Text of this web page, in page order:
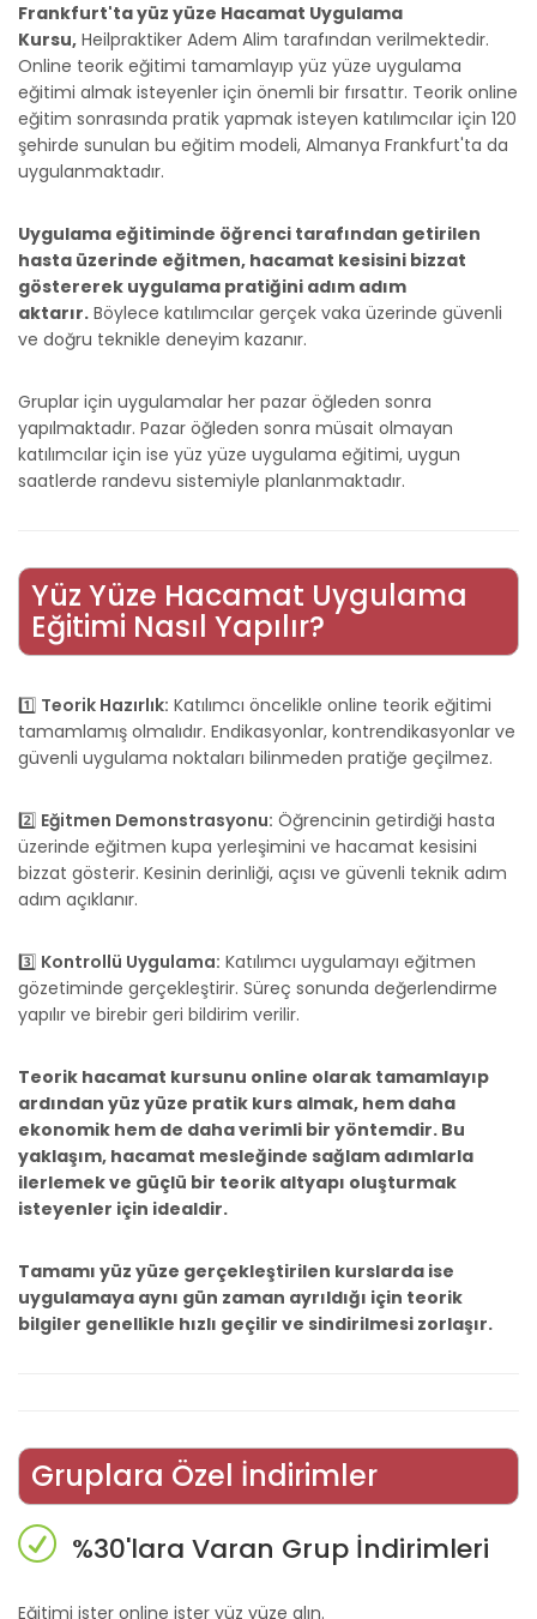
Frankfurt'ta yüz yüze Hacamat Uygulama
Kursu, Heilpraktiker Adem Alim tarafından verilmektedir.
Online teorik eğitimi tamamlayıp yüz yüze uygulama
eğitimi almak isteyenler için önemli bir fırsattır. Teorik online
eğitim sonrasında pratik yapmak isteyen katılımcılar için 120
şehirde sunulan bu eğitim modeli, Almanya Frankfurt'ta da
uygulanmaktadır.
Uygulama eğitiminde öğrenci tarafından getirilen
hasta üzerinde eğitmen, hacamat kesisini bizzat
göstererek uygulama pratiğini adım adım
aktarır. Böylece katılımcılar gerçek vaka üzerinde güvenli
ve doğru teknikle deneyim kazanır.
Gruplar için uygulamalar her pazar öğleden sonra
yapılmaktadır. Pazar öğleden sonra müsait olmayan
katılımcılar için ise yüz yüze uygulama eğitimi, uygun
saatlerde randevu sistemiyle planlanmaktadır.
Yüz Yüze Hacamat Uygulama
Eğitimi Nasıl Yapılır?
1️⃣ Teorik Hazırlık: Katılımcı öncelikle online teorik eğitimi
tamamlamış olmalıdır. Endikasyonlar, kontrendikasyonlar ve
güvenli uygulama noktaları bilinmeden pratiğe geçilmez.
2️⃣ Eğitmen Demonstrasyonu: Öğrencinin getirdiği hasta
üzerinde eğitmen kupa yerleşimini ve hacamat kesisini
bizzat gösterir. Kesinin derinliği, açısı ve güvenli teknik adım
adım açıklanır.
3️⃣ Kontrollü Uygulama: Katılımcı uygulamayı eğitmen
gözetiminde gerçekleştirir. Süreç sonunda değerlendirme
yapılır ve birebir geri bildirim verilir.
Teorik hacamat kursunu online olarak tamamlayıp
ardından yüz yüze pratik kurs almak, hem daha
ekonomik hem de daha verimli bir yöntemdir. Bu
yaklaşım, hacamat mesleğinde sağlam adımlarla
ilerlemek ve güçlü bir teorik altyapı oluşturmak
isteyenler için idealdir.
Tamamı yüz yüze gerçekleştirilen kurslarda ise
uygulamaya aynı gün zaman ayrıldığı için teorik
bilgiler genellikle hızlı geçilir ve sindirilmesi zorlaşır.
Gruplara Özel İndirimler
%30'lara Varan Grup İndirimleri
Eğitimi ister online ister yüz yüze alın.